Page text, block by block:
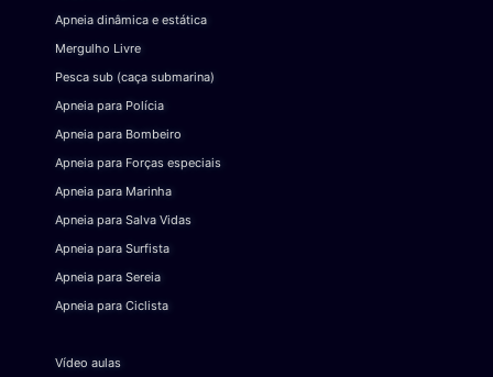
Apneia dinâmica e estática
Mergulho Livre
Pesca sub (caça submarina)
Apneia para Polícia
Apneia para Bombeiro
Apneia para Forças especiais
Apneia para Marinha
Apneia para Salva Vidas
Apneia para Surfista
Apneia para Sereia
Apneia para Ciclista
Vídeo aulas